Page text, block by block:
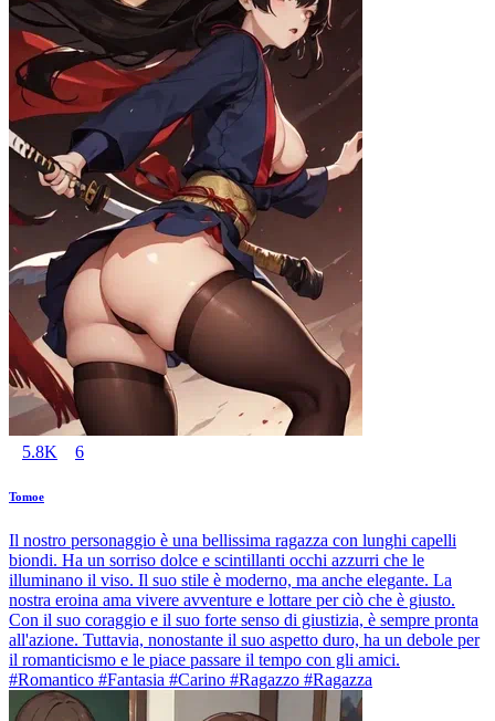
5.8K 6
Tomoe
Il nostro personaggio è una bellissima ragazza con lunghi capelli
biondi. Ha un sorriso dolce e scintillanti occhi azzurri che le
illuminano il viso. Il suo stile è moderno, ma anche elegante. La
nostra eroina ama vivere avventure e lottare per ciò che è giusto.
Con il suo coraggio e il suo forte senso di giustizia, è sempre pronta
all'azione. Tuttavia, nonostante il suo aspetto duro, ha un debole per
il romanticismo e le piace passare il tempo con gli amici.
#Romantico #Fantasia #Carino #Ragazzo #Ragazza